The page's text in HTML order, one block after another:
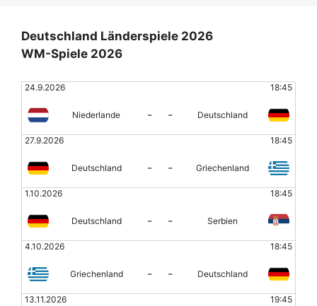
Deutschland Länderspiele 2026
WM-Spiele 2026
24.9.2026 18:45
Niederlande - - Deutschland
27.9.2026 18:45
Deutschland - - Griechenland
1.10.2026 18:45
Deutschland - - Serbien
4.10.2026 18:45
Griechenland - - Deutschland
13.11.2026 19:45